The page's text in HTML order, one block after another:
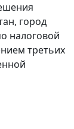
город
налоговой
третьих